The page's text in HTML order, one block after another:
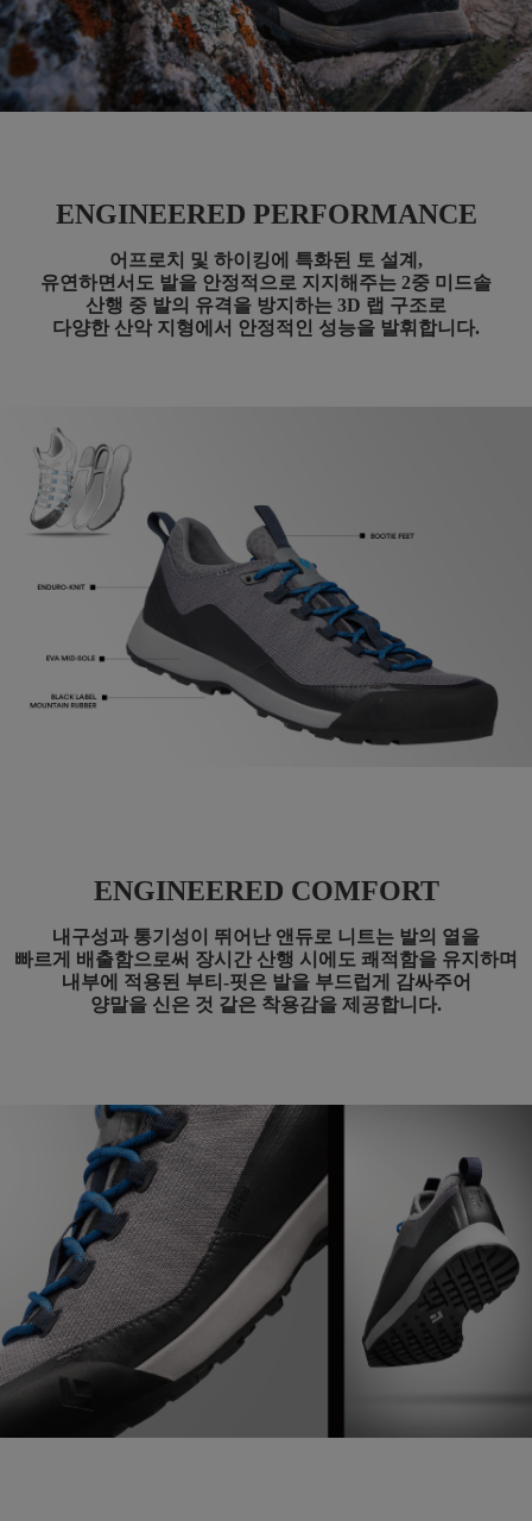
ENGINEERED PERFORMANCE
어프로치 및 하이킹에 특화된 토 설계,
유연하면서도 발을 안정적으로 지지해주는 2중 미드솔
산행 중 발의 유격을 방지하는 3D 랩 구조로
다양한 산악 지형에서 안정적인 성능을 발휘합니다.
ENGINEERED COMFORT
내구성과 통기성이 뛰어난 앤듀로 니트는 발의 열을
빠르게 배출함으로써 장시간 산행 시에도 쾌적함을 유지하며
내부에 적용된 부티-핏은 발을 부드럽게 감싸주어
양말을 신은 것 같은 착용감을 제공합니다.